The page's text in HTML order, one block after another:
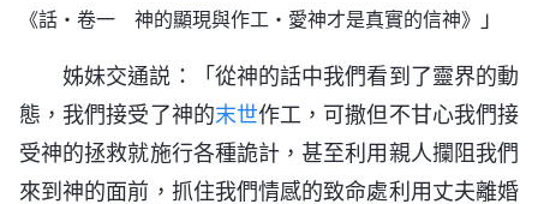
《話・卷一 神的顯現與作工・愛神才是真實的信神》 」
姊妹交通説：「從神的話中我們看到了靈界的動
態，我們接受了神的末世作工，可撒但不甘心我們接
受神的拯救就施行各種詭計，甚至利用親人攔阻我們
來到神的面前，抓住我們情感的致命處利用丈夫離婚